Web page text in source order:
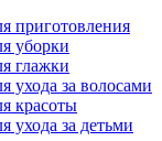
приготовления
уборки
глажки
ухода за волосами
красоты
ухода за детьми